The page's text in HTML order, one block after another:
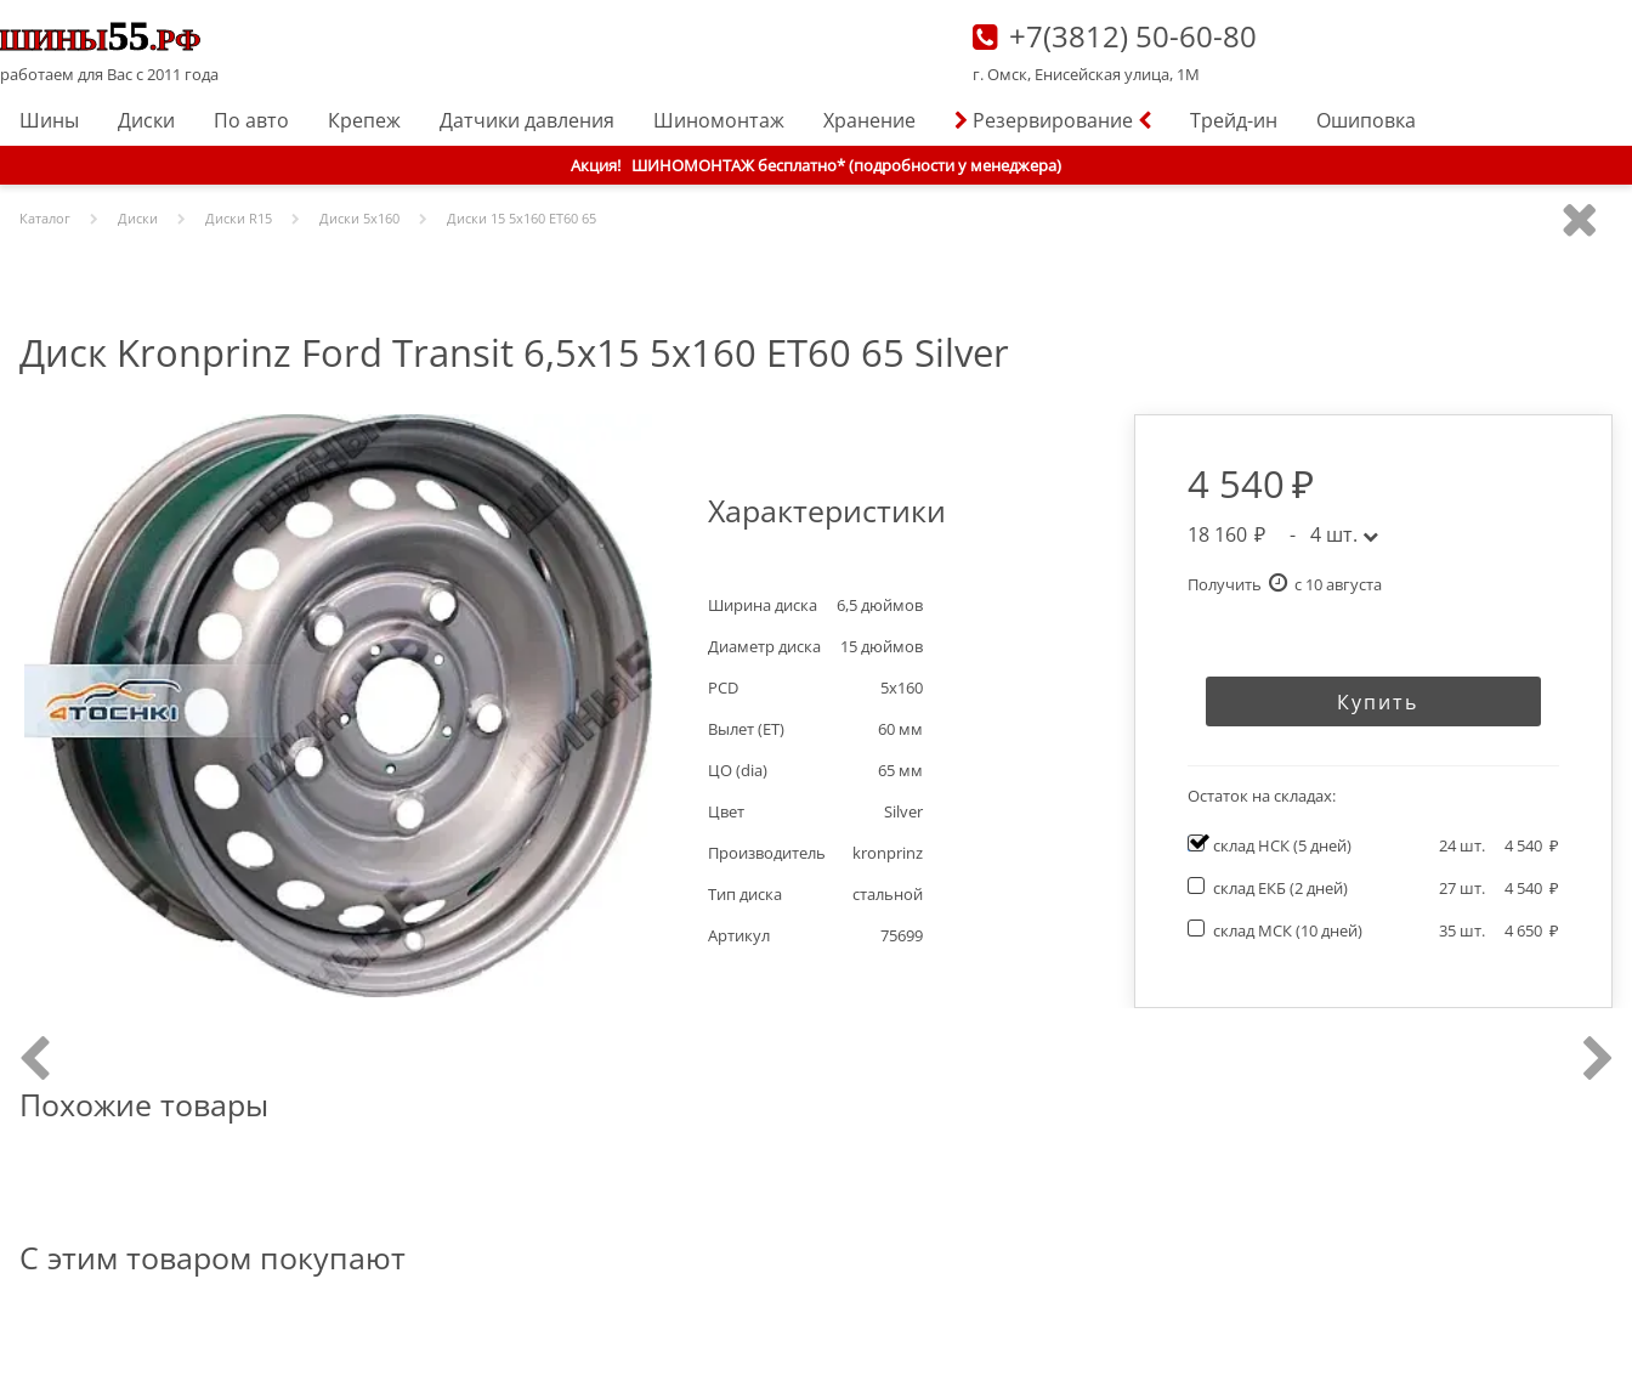
работаем для Вас с 2011 года
+7(3812) 50-60-80
г. Омск, Енисейская улица, 1М
Шины Диски По авто Крепеж Датчики давления Шиномонтаж Хранение Резервирование Трейд-ин Ошиповка
Акция! ШИНОМОНТАЖ бесплатно* (подробности у менеджера)
Каталог Диски Диски R15 Диски 5x160 Диски 15 5x160 ET60 65
Диск Kronprinz Ford Transit 6,5x15 5x160 ET60 65 Silver
Характеристики
Ширина диска 6,5дюймов
Диаметр диска
15дюймов
PCD
5x160
Вылет (ET)
60 мм
ЦО (dia)
65 мм
Цвет
Silver
Производитель
kronprinz
Тип диска
стальной
Артикул
75699
4 540
18 160 - 4 шт.
Получить c 10 августа
Купить
Остаток на складах:
склад НСК(5 дней) 24шт.
4 540
склад ЕКБ(2 дней) 27 шт.
4 540
склад МСК(10 дней) 35 шт. 4 650
Похожие товары
С этим товаром покупают